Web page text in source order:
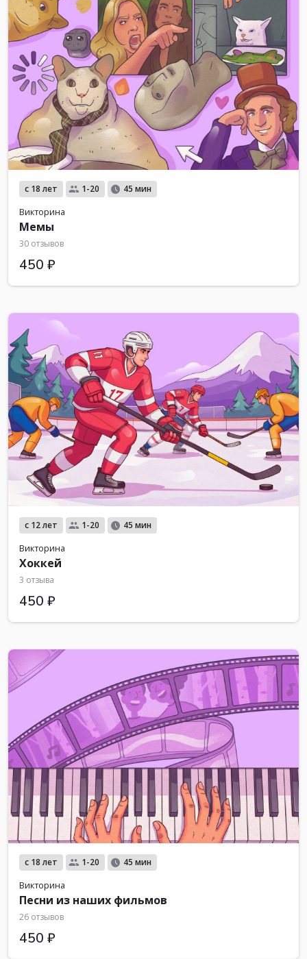
с 18 лет 1-20 45 мин
Викторина
Мемы
30 отзывов
450 ₽
с 12 лет 1-20 45 мин
Викторина
Хоккей
3 отзыва
450 ₽
с 18 лет 1-20 45 мин
Викторина
Песни из наших фильмов
26 отзывов
450 ₽